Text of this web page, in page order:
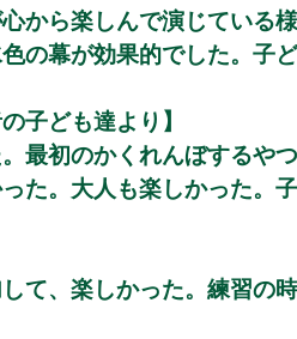
心から楽しんで演じてい
の幕が効果的でした。子
子ども達より】
。最初のかくれんぼする
た。大人も楽しかった。
して、楽しかった。練習